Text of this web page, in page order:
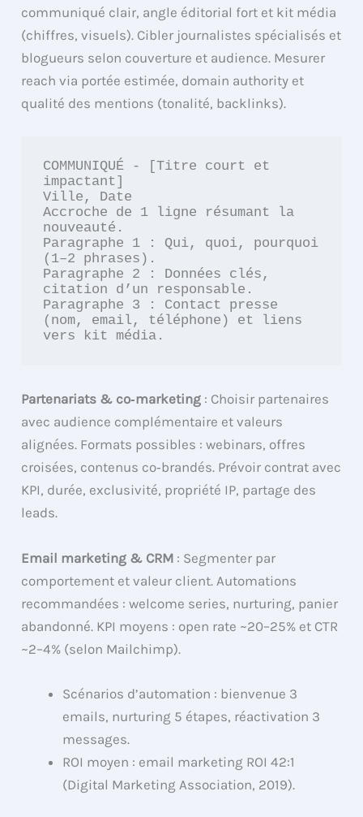
communiqué clair, angle éditorial fort et kit média
(chiffres, visuels). Cibler journalistes spécialisés et
blogueurs selon couverture et audience. Mesurer
reach via portée estimée, domain authority et
qualité des mentions (tonalité, backlinks).
COMMUNIQUÉ - [Titre court et
impactant]
Ville, Date
Accroche de 1 ligne résumant la
nouveauté.
Paragraphe 1 : Qui, quoi, pourquoi
(1–2 phrases).
Paragraphe 2 : Données clés,
citation d’un responsable.
Paragraphe 3 : Contact presse
(nom, email, téléphone) et liens
vers kit média.
Partenariats & co‑marketing : Choisir partenaires
avec audience complémentaire et valeurs
alignées. Formats possibles : webinars, offres
croisées, contenus co‑brandés. Prévoir contrat avec
KPI, durée, exclusivité, propriété IP, partage des
leads.
Email marketing & CRM : Segmenter par
comportement et valeur client. Automations
recommandées : welcome series, nurturing, panier
abandonné. KPI moyens : open rate ~20–25% et CTR
~2–4% (selon Mailchimp).
Scénarios d’automation : bienvenue 3
emails, nurturing 5 étapes, réactivation 3
messages.
ROI moyen : email marketing ROI 42:1
(Digital Marketing Association, 2019).